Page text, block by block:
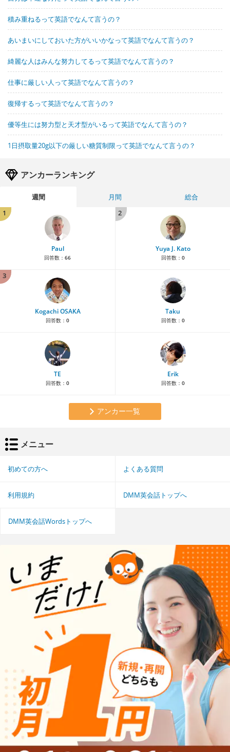
積み重ねるって英語でなんて言うの？
あいまいにしておいた方がいいかなって英語でなんて言うの？
綺麗な人はみんな努力してるって英語でなんて言うの？
仕事に厳しい人って英語でなんて言うの？
復帰するって英語でなんて言うの？
優等生には努力型と天才型がいるって英語でなんて言うの？
1日摂取量20g以下の厳しい糖質制限って英語でなんて言うの？
アンカーランキング
週間 月間
総合
1
Paul
回答数： 66
2
Yuya J. Kato
回答数： 0
3
Kogachi OSAKA
回答数： 0
Taku
回答数： 0
TE
回答数： 0
Erik
回答数： 0
アンカー一覧
メニュー
初めての方へ よくある質問
利用規約 DMM英会話トップへ
DMM英会話Wordsトップへ